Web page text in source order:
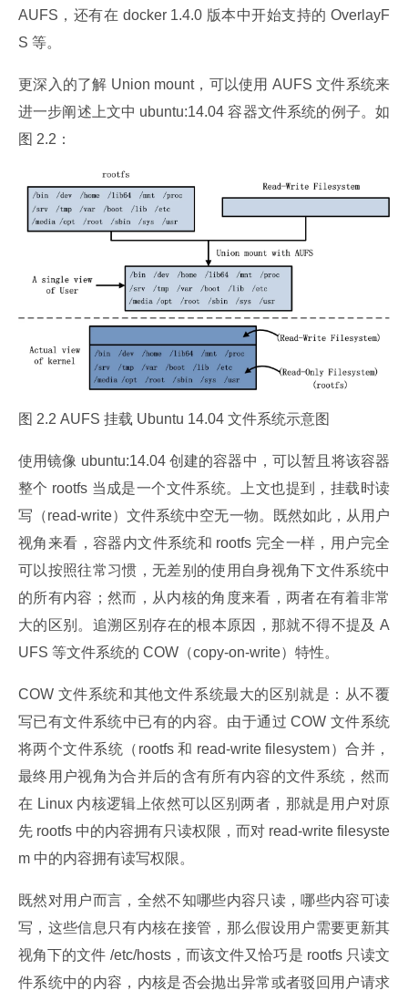
AUFS，还有在 docker 1.4.0 版本中开始支持的 OverlayF
S 等。
更深入的了解 Union mount，可以使用 AUFS 文件系统来
进一步阐述上文中 ubuntu:14.04 容器文件系统的例子。如
图 2.2：
图 2.2 AUFS 挂载 Ubuntu 14.04 文件系统示意图
使用镜像 ubuntu:14.04 创建的容器中，可以暂且将该容器
整个 rootfs 当成是一个文件系统。上文也提到，挂载时读
写（read-write）文件系统中空无一物。既然如此，从用户
视角来看，容器内文件系统和 rootfs 完全一样，用户完全
可以按照往常习惯，无差别的使用自身视角下文件系统中
的所有内容；然而，从内核的角度来看，两者在有着非常
大的区别。追溯区别存在的根本原因，那就不得不提及 A
UFS 等文件系统的 COW（copy-on-write）特性。
COW 文件系统和其他文件系统最大的区别就是：从不覆
写已有文件系统中已有的内容。由于通过 COW 文件系统
将两个文件系统（rootfs 和 read-write filesystem）合并，
最终用户视角为合并后的含有所有内容的文件系统，然而
在 Linux 内核逻辑上依然可以区别两者，那就是用户对原
先 rootfs 中的内容拥有只读权限，而对 read-write filesyste
m 中的内容拥有读写权限。
既然对用户而言，全然不知哪些内容只读，哪些内容可读
写，这些信息只有内核在接管，那么假设用户需要更新其
视角下的文件 /etc/hosts，而该文件又恰巧是 rootfs 只读文
件系统中的内容，内核是否会抛出异常或者驳回用户请求